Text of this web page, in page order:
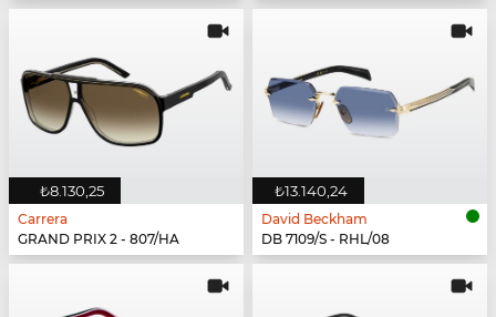
₺8.130,25
Carrera
GRAND PRIX 2 - 807/HA
₺13.140,24
David Beckham
DB 7109/S - RHL/08